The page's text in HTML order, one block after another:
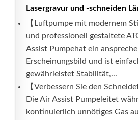
Lasergravur und -schneiden
【Luftpumpe mit modernem
und professionell gestaltete
Assist Pumpehat ein
Erscheinungsbild und ist
gewährleistet Stabilität,...
【Verbessern Sie den
Die Air Assist Pumpeleitet
kontinuierlich unnötiges Gas